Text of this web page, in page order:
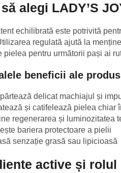
alegi LADY’S
echilibrată este potrivită
regulată ajută la
pielea pentru următorii pași ai
beneficii ale
delicat machiajul și
și catifelează pielea chiar
regenerarea și luminozitatea
bariera protectoare a pielii
senzație grasă sau lipicioasă
active și rolul